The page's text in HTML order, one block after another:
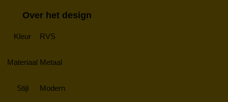
Over het design
Kleur RVS
Materiaal Metaal
Stijl Modern